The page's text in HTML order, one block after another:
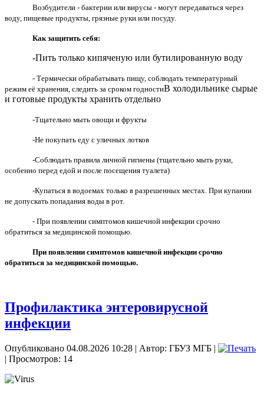
Возбудители - бактерии или вирусы - могут передаваться через
воду, пищевые продукты, грязные руки или посуду.
Как защитить себя:
-Пить только кипяченую или бутилированную воду
- Термически обрабатывать пищу, соблюдать температурный
режим её хранения, следить за сроком годностиВ холодильнике сырые
и готовые продукты хранить отдельно
-Тщательно мыть овощи и фрукты
-Не покупать еду с уличных лотков
-Соблюдать правила личной гигиены (тщательно мыть руки,
особенно перед едой и после посещения туалета)
-Купаться в водоемах только в разрешенных местах. При купании
не допускать попадания воды в рот.
-При появлении симптомов кишечной инфекции срочно
обратиться за медицинской помощью.
При появлении симптомов кишечной инфекции срочно
обратиться за медицинской помощью.
Профилактика энтеровирусной
инфекции
Опубликовано 04.08.2026 10:28 | Автор: ГБУЗ МГБ |
| Просмотров: 14